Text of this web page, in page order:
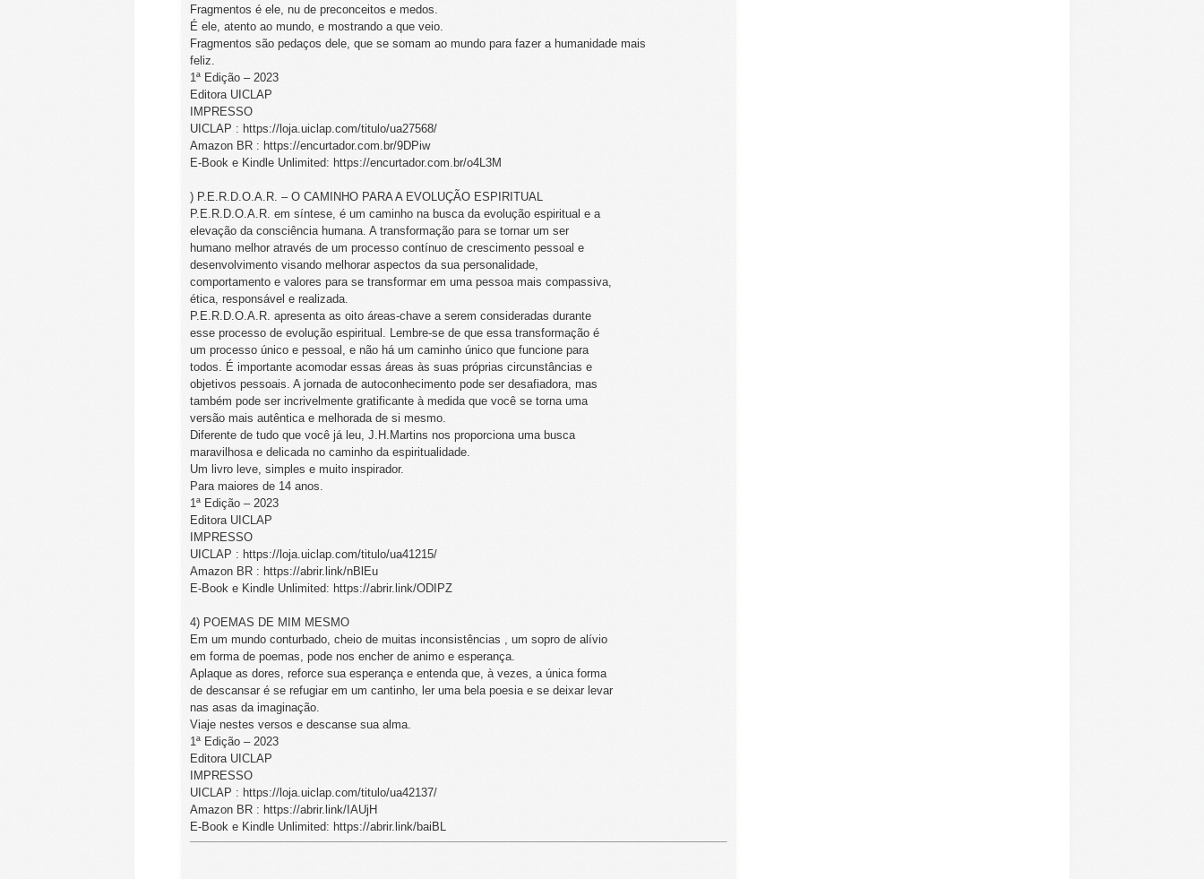
Fragmentos é ele, nu de preconceitos e medos.
É ele, atento ao mundo, e mostrando a que veio.
Fragmentos são pedaços dele, que se somam ao mundo para fazer a humanidade mais
feliz.
1ª Edição – 2023
Editora UICLAP
IMPRESSO
UICLAP : https://loja.uiclap.com/titulo/ua27568/
Amazon BR : https://encurtador.com.br/9DPiw
E-Book e Kindle Unlimited: https://encurtador.com.br/o4L3M
) P.E.R.D.O.A.R. – O CAMINHO PARA A EVOLUÇÃO ESPIRITUAL
P.E.R.D.O.A.R. em síntese, é um caminho na busca da evolução espiritual e a
elevação da consciência humana. A transformação para se tornar um ser
humano melhor através de um processo contínuo de crescimento pessoal e
desenvolvimento visando melhorar aspectos da sua personalidade,
comportamento e valores para se transformar em uma pessoa mais compassiva,
ética, responsável e realizada.
P.E.R.D.O.A.R. apresenta as oito áreas-chave a serem consideradas durante
esse processo de evolução espiritual. Lembre-se de que essa transformação é
um processo único e pessoal, e não há um caminho único que funcione para
todos. É importante acomodar essas áreas às suas próprias circunstâncias e
objetivos pessoais. A jornada de autoconhecimento pode ser desafiadora, mas
também pode ser incrivelmente gratificante à medida que você se torna uma
versão mais autêntica e melhorada de si mesmo.
Diferente de tudo que você já leu, J.H.Martins nos proporciona uma busca
maravilhosa e delicada no caminho da espiritualidade.
Um livro leve, simples e muito inspirador.
Para maiores de 14 anos.
1ª Edição – 2023
Editora UICLAP
IMPRESSO
UICLAP : https://loja.uiclap.com/titulo/ua41215/
Amazon BR : https://abrir.link/nBlEu
E-Book e Kindle Unlimited: https://abrir.link/ODIPZ
4) POEMAS DE MIM MESMO
Em um mundo conturbado, cheio de muitas inconsistências , um sopro de alívio
em forma de poemas, pode nos encher de animo e esperança.
Aplaque as dores, reforce sua esperança e entenda que, à vezes, a única forma
de descansar é se refugiar em um cantinho, ler uma bela poesia e se deixar levar
nas asas da imaginação.
Viaje nestes versos e descanse sua alma.
1ª Edição – 2023
Editora UICLAP
IMPRESSO
UICLAP : https://loja.uiclap.com/titulo/ua42137/
Amazon BR : https://abrir.link/IAUjH
E-Book e Kindle Unlimited: https://abrir.link/baiBL